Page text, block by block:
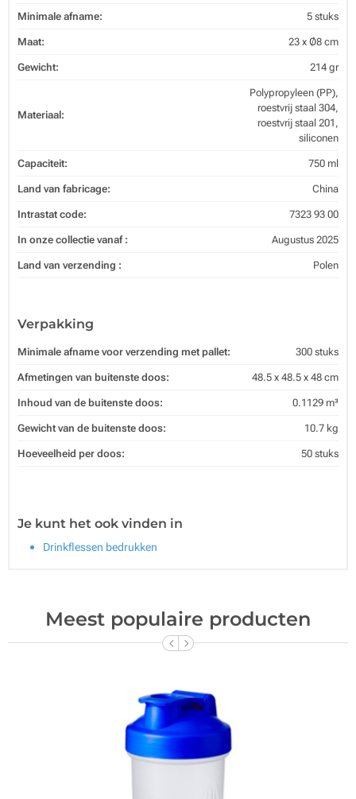
Minimale afname: 5 stuks
Maat: 23 x Ø8 cm
Gewicht: 214 gr
Materiaal:
Polypropyleen (PP),
roestvrij staal 304,
roestvrij staal 201,
siliconen
Capaciteit: 750 ml
Land van fabricage: China
Intrastat code: 7323 93 00
In onze collectie vanaf : Augustus 2025
Land van verzending : Polen
Verpakking
Minimale afname voor verzending met pallet: 300 stuks
Afmetingen van buitenste doos: 48.5 x 48.5 x 48 cm
Inhoud van de buitenste doos: 0.1129 m³
Gewicht van de buitenste doos: 10.7 kg
Hoeveelheid per doos: 50 stuks
Je kunt het ook vinden in
Drinkflessen bedrukken
Meest populaire producten